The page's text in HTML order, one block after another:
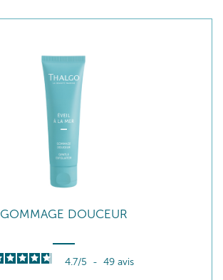
GOMMAGE DOUCEUR
4.7/5 - 49 avis